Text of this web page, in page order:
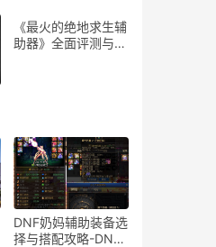
盟DNF平台的游戏道
具交易
《最火的绝地求生辅
助器》全面评测与安
DNF奶妈辅助装备选
择与搭配攻略-DNF